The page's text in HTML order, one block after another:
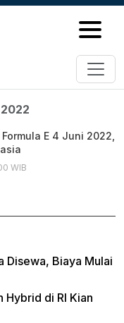
E 4 Juni 2022,
WIB
Disewa, Biaya Mulai
Hybrid di RI Kian